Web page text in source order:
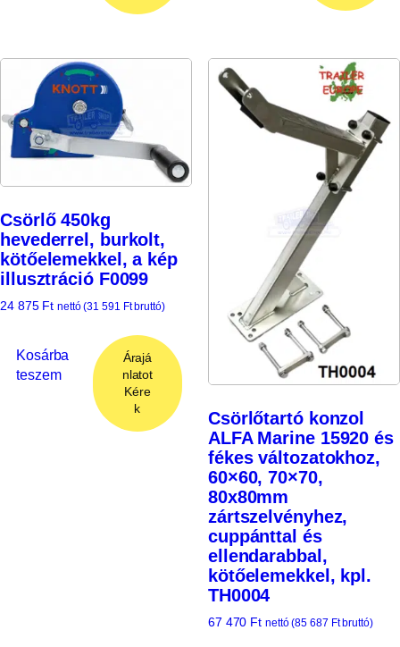
Csörlő 450kg
hevederrel, burkolt,
kötőelemekkel, a kép
illusztráció F0099
24 875 Ft nettó (31 591 Ftbruttó)
Kosárba
teszem
Árajá
nlatot
Kére
k
Csörlőtartó konzol
ALFA Marine 15920 és
fékes változatokhoz,
60×60, 70×70,
80x80mm
zártszelvényhez,
cuppánttal és
ellendarabbal,
kötőelemekkel, kpl.
TH0004
67 470 Ft nettó (85 687 Ftbruttó)